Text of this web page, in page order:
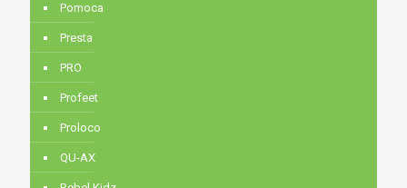
Pomoca
Presta
PRO
Profeet
Proloco
QU-AX